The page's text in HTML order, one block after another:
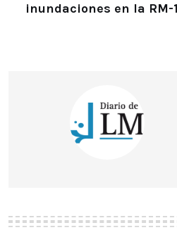
inundaciones en la RM-